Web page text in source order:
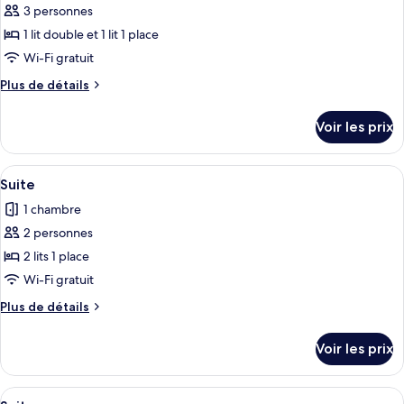
photos
pour
ce
type
de
Suite
3 personnes
1 lit double et 1 lit 1 place
Wi-Fi gratuit
Plus de détails
Plus
le
type
de
Suite
Voir les prix
Afficher
toutes
les
photos
pour
ce
type
de
Suite
Une pièce dotée d’une porte-fenêtre
7
Suite
1 chambre
2 personnes
2 lits 1 place
Wi-Fi gratuit
Plus de détails
Plus
le
type
Voir les prix
Afficher Une chambre d’hôtel avec un